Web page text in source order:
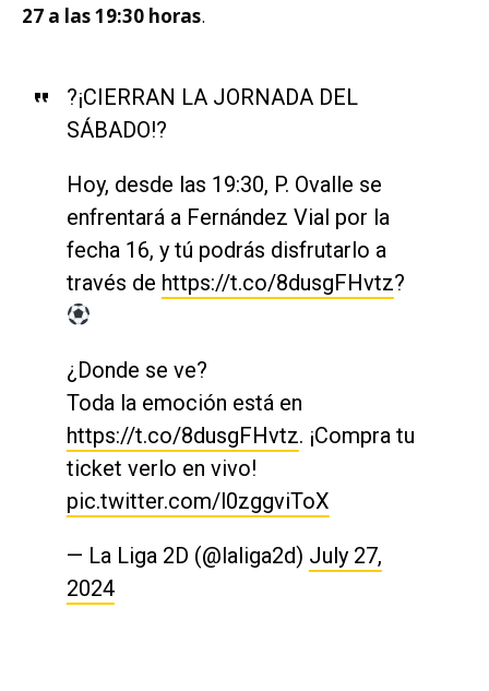
27 a las 19:30 horas.
?¡CIERRAN LA JORNADA DEL
SÁBADO!?
Hoy, desde las 19:30, P. Ovalle se
enfrentará a Fernández Vial por la
fecha 16, y tú podrás disfrutarlo a
través de https://t.co/8dusgFHvtz?
¿Donde se ve?
Toda la emoción está en
https://t.co/8dusgFHvtz. ¡Compra tu
ticket verlo en vivo!
pic.twitter.com/l0zggviToX
— La Liga 2D (@laliga2d) July 27,
2024